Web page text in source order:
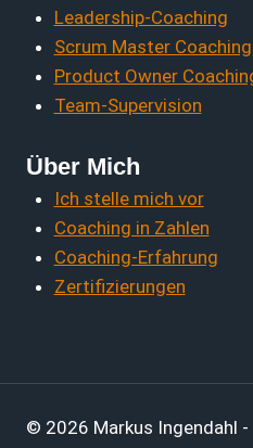
Leadership-Coaching
Scrum Master Coaching
Product Owner
Team-Supervision
Über Mich
Ich stelle mich vor
Coaching in Zahlen
Coaching-Erfahrung
Zertifizierungen
© 2026 Markus Ingendahl -